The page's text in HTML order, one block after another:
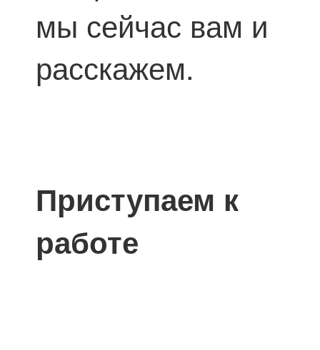
мы сейчас вам и
расскажем.
Приступаем к
работе